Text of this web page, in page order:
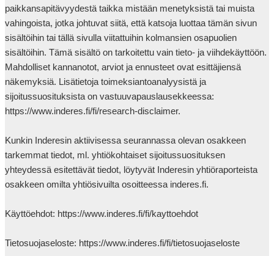
paikkansapitävyydestä taikka mistään menetyksistä tai muista
vahingoista, jotka johtuvat siitä, että katsoja luottaa tämän sivun
sisältöihin tai tällä sivulla viitattuihin kolmansien osapuolien
sisältöihin. Tämä sisältö on tarkoitettu vain tieto- ja viihdekäyttöön.
Mahdolliset kannanotot, arviot ja ennusteet ovat esittäjiensä
näkemyksiä. Lisätietoja toimeksiantoanalyysistä ja
sijoitussuosituksista on vastuuvapauslausekkeessa:
https://www.inderes.fi/fi/research-disclaimer.
Kunkin Inderesin aktiivisessa seurannassa olevan osakkeen
tarkemmat tiedot, ml. yhtiökohtaiset sijoitussuosituksen
yhteydessä esitettävät tiedot, löytyvät Inderesin yhtiöraporteista
osakkeen omilta yhtiösivuilta osoitteessa inderes.fi.
Käyttöehdot: https://www.inderes.fi/fi/kayttoehdot
Tietosuojaseloste: https://www.inderes.fi/fi/tietosuojaseloste